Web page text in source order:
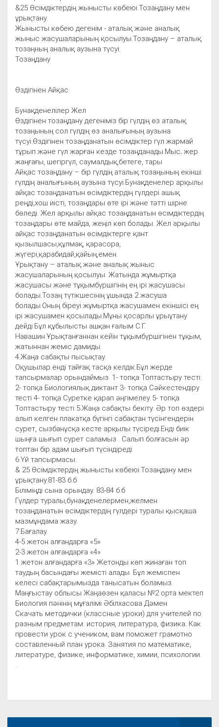
&25 Өсімдіктердің жынысты көбеюі.Тозаңдану мен
ұрықтану.
Жынысты көбею дегенім - аталық және аналық
жыныс жасушаларының қосылуы.Тозаңдану – аталық
тозаңның аналық аузына түсуі.
Тозаңдану
Өздігінен Айқас
Бунақденелілер Жел
Өздігінен тозаңдану дегеніміз бір гүлдің өз аталық
тозаңының сол гүлдің өз аналығының аузына
түсуі.Өздігінен тозаңданатын өсімдіктер гүл жармай
тұрып және гүл жарған кезде тозаңданады.Мыс; жер
жаңғағы, шегіргүл, саумалдық,бетеге, тары
Айқас тозаңдану – бір гүлдің аталық тозаңының екінші
гүлдің аналығының аузына түсуі.Бунақденелер арқылы
айқас тозаңданатын өсімдіктердің гүлдері ашық
реңді,хош иісті, тозаңдары өте ірі және тәтті шірне
бөледі. Жел арқылы айқас тозаңданатын өсімдіктердің
тозаңдары өте майда, жеңіл көп болады. Жел арқылы
айқас тозаңданатын өсімдіктерге қант
қызылшасы,құлмақ, қарасора,
жүгері,қарабидай,қайың,емен.
Ұрықтану – аталық және аналық жыныс
жасушаларының қосылуы. Жатында жұмыртқа
жасушасы және тұқымбүршігінің ең ірі жасушасы
болады.Тозаң түтікшесінің ұшында 2 жасуша
болады.Оның біреуі жұмыртқа жасушамен екіншісі ең
ірі жасушамен қосылады.Мұны қосарлы ұрыұтану
дейді.Бұл құбылысты ашқан ғалым С.Г.
Навашин.Ұрықтанғаннан кейін тұқымбүршігінен тұқым,
жатыннан жеміс дамиды.
4.Жаңа сабақты пысықтау.
Оқушылар енді тайғақ тасқа келдік.Бұл жерде
тапсырмалар орындаймыз. 1- топқа Топтастыру тесті.
2- топқа Биологиялық диктант 3- топқа Сәйкестендіру
тесті 4- топқа Суретке қарап әңгімелеу 5- топқа
Топтастыру тесті 5.Жаңа сабақты бекіту. Әр топ өздері
алып келген плакатқа бүгінгі сабақтан түсінгендерін
сурет, сызбанұсқа кесте арқылы түсіреді.Енді биік
шыңға шығып сурет саламыз . Салып болғасын әр
топтан бір адам шығып түсіндіреді.
6.Үй тапсырмасы.
& 25 Өсімдіктердің жынысты көбеюі.Тозаңдану мен
ұрықтану.81-83 б.б
Біліміңді сына орындау. 83-84 б.б
Гүлдер туралы,бунақденелермен,желмен
тозаңданатын өсімдіктердің гүлдері туралы қысқаша
мазмұндама жазу.
7.Бағалау.
4-5 жетон алғандарға «5»
2-3 жетон алғандарға «4»
1 жетон алғандарға «3» Жетонды көп жинаған топ
таудың басындағы жемісті алады. Бұл жеміспен
келесі сабақтарымызда танысатын боламыз.
Маңғыстау облысы Жаңаөзен қаласы №2 орта мектеп
Биология пәнінің мұғалімі Әбілхасова Дәмен
Скачать методички (классные уроки) для учителей по
разным предметам: история, литература, физика. Как
провести урок с учеником, вам поможет грамотно
составленный план урока. Занятия по математике,
литературе, физике, информатике, химии, психологии.